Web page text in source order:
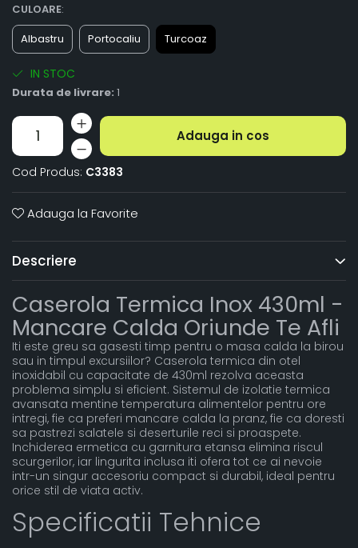
CULOARE:
Albastru
Portocaliu Turcoaz
IN STOC
Durata de livrare: 1
Adauga in cos
Cod Produs: C3383
Adauga la Favorite
Descriere
Caserola Termica Inox 430ml -
Mancare Calda Oriunde Te Afli
Iti este greu sa gasesti timp pentru o masa calda la birou
sau in timpul excursiilor? Caserola termica din otel
inoxidabil cu capacitate de 430ml rezolva aceasta
problema simplu si eficient. Sistemul de izolatie termica
avansata mentine temperatura alimentelor pentru ore
intregi, fie ca preferi mancare calda la pranz, fie ca doresti
sa pastrezi salatele si deserturile reci si proaspete.
Inchiderea ermetica cu garnitura etansa elimina riscul
scurgerilor, iar lingurita inclusa iti ofera tot ce ai nevoie
intr-un singur accesoriu compact si durabil, ideal pentru
orice stil de viata activ.
Specificatii Tehnice